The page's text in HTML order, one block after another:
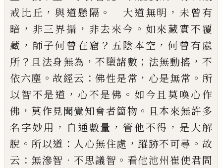
戒比丘 ，與道懸隔 。 大道無明 ， 未曾有
暗 ， 非三界攝 ， 非去來今 。 如來藏實不覆
藏 ， 師子何曾在窟 ？ 五陰本空 ，何曾有處
所 ？ 且法身無為 ，不墮諸數 ； 法無動搖 ， 不
依六塵 。故經云 ：佛性是常 ， 心是無常 。 所
以智不是道 ， 心不是佛 。 如今 且莫喚心作
佛 ， 莫作見聞覺知會者箇物 。 且本來無許多
名字妙用 ， 自通數量 ， 管他不得 ， 是大解
脫 。 所以道 ： 人心無住處 ， 蹤跡不可尋 。 故
云 ： 無滲智 ．不思議智 。 看他池州崔使君問